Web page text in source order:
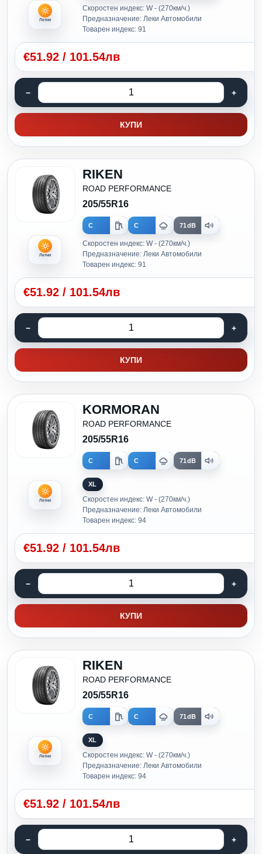
Летни
Скоростен индекс: W - (270км/ч.)
Предназначение: Леки Автомобили
Товарен индекс: 91
€51.92 / 101.54лв
КУПИ
Летни
RIKEN
ROAD PERFORMANCE
205/55R16
C C 71dB
Скоростен индекс: W - (270км/ч.)
Предназначение: Леки Автомобили
Товарен индекс: 91
€51.92 / 101.54лв
КУПИ
Летни
KORMORAN
ROAD PERFORMANCE
205/55R16
C C 71dB
XL
Скоростен индекс: W - (270км/ч.)
Предназначение: Леки Автомобили
Товарен индекс: 94
€51.92 / 101.54лв
КУПИ
Летни
RIKEN
ROAD PERFORMANCE
205/55R16
C C 71dB
XL
Скоростен индекс: W - (270км/ч.)
Предназначение: Леки Автомобили
Товарен индекс: 94
€51.92 / 101.54лв